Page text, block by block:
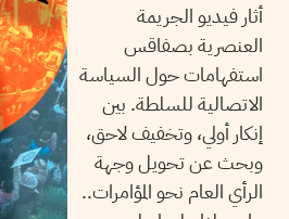
أثار فيديو الجريمة
العنصرية بصفاقس
استفهامات حول السياسة
الاتصالية للسلطة. بين
إنكار أولي، وتخفيف لاحق،
وبحث عن تحويل وجهة
الرأي العام نحو المؤامرات..